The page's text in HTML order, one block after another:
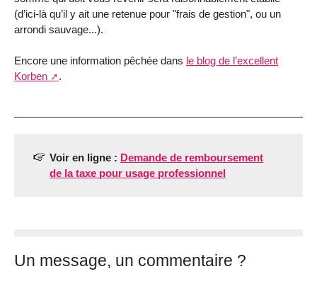
(d’ici-là qu’il y ait une retenue pour "frais de gestion", ou un
arrondi sauvage...).
Encore une information pêchée dans le blog de l’excellent
Korben
.
Voir en ligne : Demande de remboursement
de la taxe pour usage professionnel
Un message, un commentaire ?